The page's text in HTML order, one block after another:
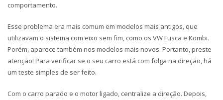
comportamento.
Esse problema era mais comum em modelos mais antigos, que
utilizavam o sistema com eixo sem fim, como os VW Fusca e Kombi.
Porém, aparece também nos modelos mais novos. Portanto, preste
atenção! Para verificar se o seu carro está com folga na direção, há
um teste simples de ser feito.
Com o carro parado e o motor ligado, centralize a direção. Depois,